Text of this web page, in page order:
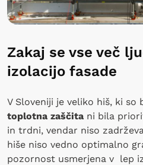
Zakaj se vse več
izolacijo fasade
V Sloveniji je veliko hiš, ki so
toplotna zaščita ni bila
in trdni, vendar niso
hiše niso vedno optimalno
pozornost usmerjena v lep